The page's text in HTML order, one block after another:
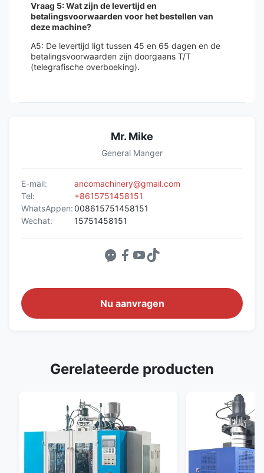
Vraag 5: Wat zijn de levertijd en
betalingsvoorwaarden voor het bestellen van
deze machine?
A5: De levertijd ligt tussen 45 en 65 dagen en de
betalingsvoorwaarden zijn doorgaans T/T
(telegrafische overboeking).
Mr. Mike
General Manger
E-mail:
ancomachinery@gmail.com
Tel:
+8615751458151
WhatsAppen:008615751458151
Wechat:
15751458151
Nu aanvragen
Gerelateerde producten